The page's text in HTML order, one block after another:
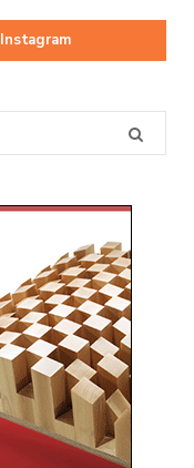
Instagram